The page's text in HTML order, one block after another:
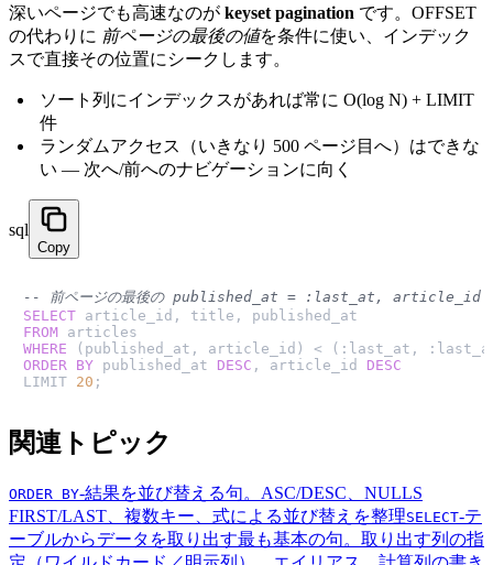
深いページでも高速なのが keyset pagination です。OFFSET
の代わりに 前ページの最後の値を条件に使い、インデック
スで直接その位置にシークします。
ソート列にインデックスがあれば常に O(log N) + LIMIT
件
ランダムアクセス（いきなり 500 ページ目へ）はできな
い — 次へ/前へのナビゲーションに向く
sql
Copy
-- 前ページの最後の published_at = :last_at, article_id
SELECT
FROM
WHERE (published_at, article_id) <
ORDER
BY published_at DESC , article_id DESC
LIMIT 20 ;
関連トピック
ORDER BY-結果を並び替える句。ASC/DESC、NULLS
FIRST/LAST、複数キー、式による並び替えを整理SELECT-テ
ーブルからデータを取り出す最も基本の句。取り出す列の指